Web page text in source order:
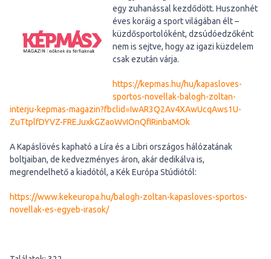
egy zuhanással kezdődött. Huszonhét
éves koráig a sport világában élt –
küzdősportolóként, dzsúdóedzőként
nem is sejtve, hogy az igazi küzdelem
csak ezután várja.
https://kepmas.hu/hu/kapasloves-
sportos-novellak-balogh-zoltan-
interju-kepmas-magazin?fbclid=IwAR3Q2Av4XAwUcqAws1U-
ZuTtplfDYVZ-FREJuxkGZaoWvIOnQfIRinbaMOk
A Kapáslövés kapható a Líra és a Libri országos hálózatának
boltjaiban, de kedvezményes áron, akár dedikálva is,
megrendelhető a kiadótól, a Kék Európa Stúdiótól:
https://www.kekeuropa.hu/balogh-zoltan-kapasloves-sportos-
novellak-es-egyeb-irasok/